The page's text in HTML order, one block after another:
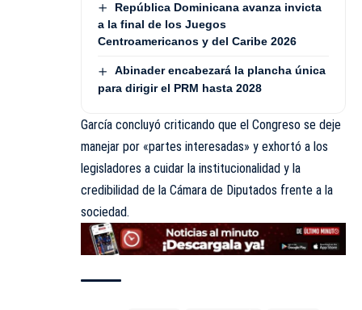
República Dominicana avanza invicta
a la final de los Juegos
Centroamericanos y del Caribe 2026
Abinader encabezará la plancha única
para dirigir el PRM hasta 2028
García concluyó criticando que el Congreso se deje
manejar por «partes interesadas» y exhortó a los
legisladores a cuidar la institucionalidad y la
credibilidad de la Cámara de Diputados frente a la
sociedad.